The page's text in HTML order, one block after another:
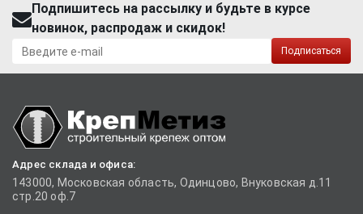
Подпишитесь на рассылку и будьте в курсе
новинок, распродаж и скидок!
Подписаться
Адрес склада и офиса:
143000, Московская область, Одинцово, Внуковская д.11
стр.20 оф.7